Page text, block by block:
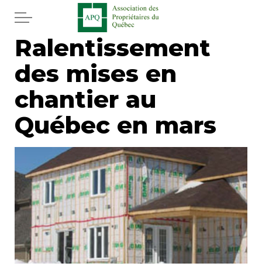
Aller au contenu principal
Accueil
Services
Actualités
Journal
Juridique
Mot de l'éditeur
Divers
Ralentissement
des mises en
chantier au
Québec en mars